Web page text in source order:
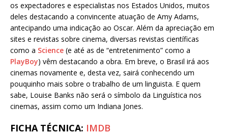
os expectadores e especialistas nos Estados Unidos, muitos
deles destacando a convincente atuação de Amy Adams,
antecipando uma indicação ao Oscar. Além da apreciação em
sites e revistas sobre cinema, diversas revistas científicas
como a Science (e até as de “entretenimento” como a
PlayBoy) vêm destacando a obra. Em breve, o Brasil irá aos
cinemas novamente e, desta vez, sairá conhecendo um
pouquinho mais sobre o trabalho de um linguista. E quem
sabe, Louise Banks não será o símbolo da Linguística nos
cinemas, assim como um Indiana Jones.
FICHA TÉCNICA: IMDB